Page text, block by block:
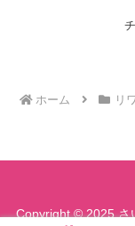
ホーム リ
Copyright © 2025 さ